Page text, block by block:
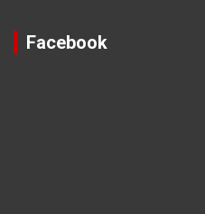
Facebook